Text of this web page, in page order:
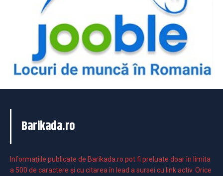
Barikada.ro
Informaţiile publicate de Barikada.ro pot fi preluate doar în limita
a 500 de caractere şi cu citarea în lead a sursei cu link activ. Orice